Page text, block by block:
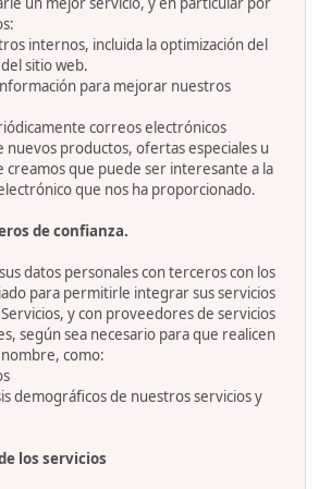
internos, incluida la optimización del
sitio web.
para mejorar nuestros
correos electrónicos
nuevos productos, ofertas especiales u
que puede ser interesante a la
que nos ha proporcionado.
de confianza.
datos personales con terceros con los
para permitirle integrar sus servicios
y con proveedores de servicios
según sea necesario para que realicen
como:
demográficos de nuestros servicios y
los servicios